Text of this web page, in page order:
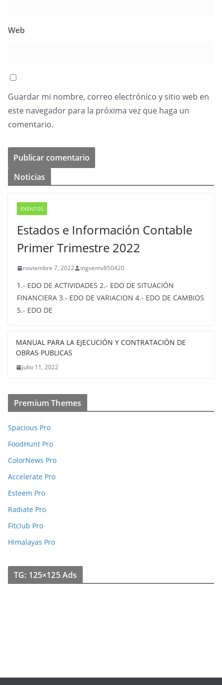
Web
Guardar mi nombre, correo electrónico y sitio web en
este navegador para la próxima vez que haga un
comentario.
Noticias
EVENTOS
Estados e Información Contable
Primer Trimestre 2022
noviembre 7, 2022 ingvemv850420
1.- EDO DE ACTIVIDADES 2.- EDO DE SITUACIÓN
FINANCIERA 3.- EDO DE VARIACION 4.- EDO DE CAMBIOS
5.- EDO DE
MANUAL PARA LA EJECUCIÓN Y CONTRATACIÓN DE
OBRAS PUBLICAS
julio 11, 2022
Premium Themes
Spacious Pro
FoodHunt Pro
ColorNews Pro
Accelerate Pro
Esteem Pro
Radiate Pro
Fitclub Pro
Himalayas Pro
TG: 125×125 Ads